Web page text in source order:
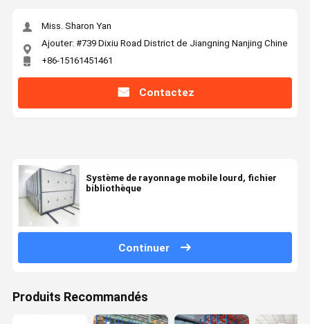
Miss. Sharon Yan
Ajouter: #739 Dixiu Road District de Jiangning Nanjing Chine
+86-15161451461
Contactez
Système de rayonnage mobile lourd, fichier
bibliothèque
Continuer
Produits Recommandés